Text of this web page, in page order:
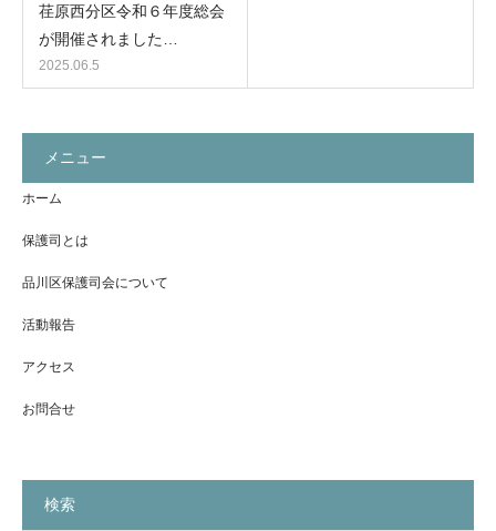
荏原西分区令和６年度総会
が開催されました…
2025.06.5
メニュー
ホーム
保護司とは
品川区保護司会について
活動報告
アクセス
お問合せ
検索